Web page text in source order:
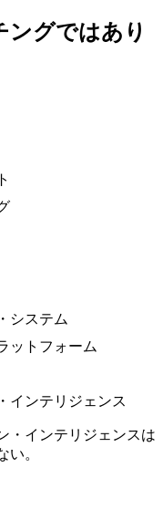
ングではあり
システム
ットフォーム
インテリジェンス
・インテリジェンスは
い。